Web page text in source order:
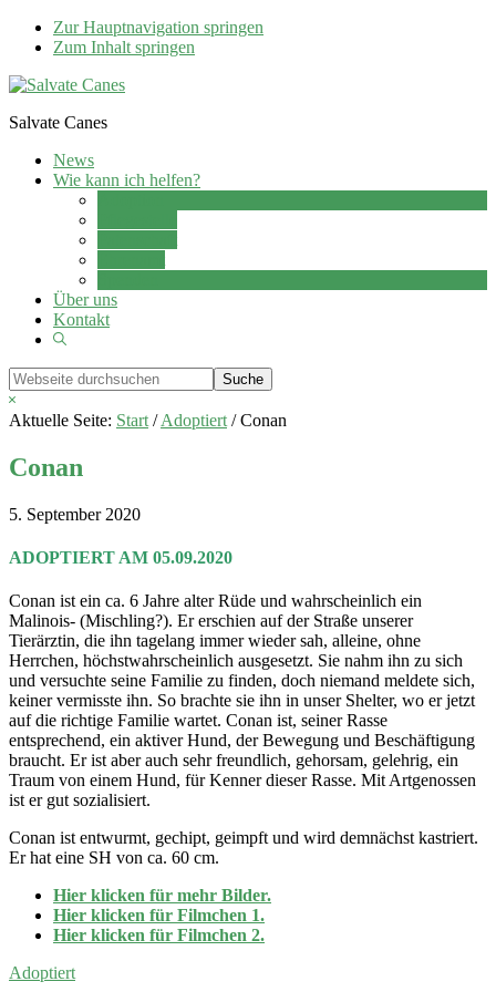
Zur Hauptnavigation springen
Zum Inhalt springen
Salvate Canes
News
Wie kann ich helfen?
Über uns
Kontakt
Show
Webseite
durchsuchen
Hide
Search
Aktuelle Seite: Start / Adoptiert /Conan
Conan
5. September 2020
ADOPTIERT AM 05.09.2020
Conan ist ein ca. 6 Jahre alter Rüde und wahrscheinlich ein
Malinois- (Mischling?). Er erschien auf der Straße unserer
Tierärztin, die ihn tagelang immer wieder sah, alleine, ohne
Herrchen, höchstwahrscheinlich ausgesetzt. Sie nahm ihn zu sich
und versuchte seine Familie zu finden, doch niemand meldete sich,
keiner vermisste ihn. So brachte sie ihn in unser Shelter, wo er jetzt
auf die richtige Familie wartet. Conan ist, seiner Rasse
entsprechend, ein aktiver Hund, der Bewegung und Beschäftigung
braucht. Er ist aber auch sehr freundlich, gehorsam, gelehrig, ein
Traum von einem Hund, für Kenner dieser Rasse. Mit Artgenossen
ist er gut sozialisiert.
Conan ist entwurmt, gechipt, geimpft und wird demnächst kastriert.
Er hat eine SH von ca. 60 cm.
Hier klicken für mehr Bilder.
Hier klicken für Filmchen 1.
Hier klicken für Filmchen 2.
Adoptiert